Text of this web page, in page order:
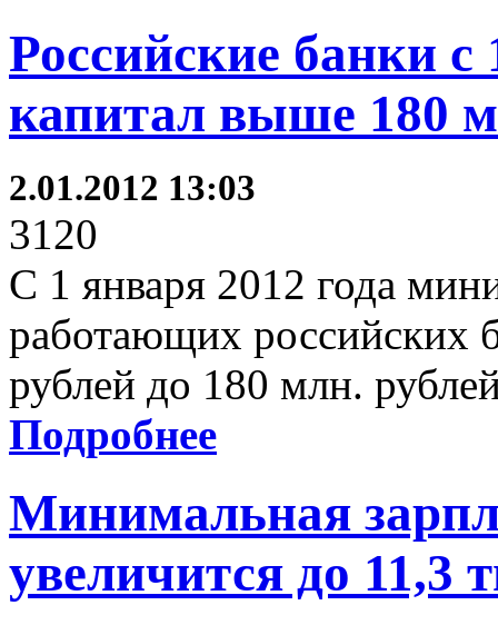
Российские банки
капитал выше 180
2.01.2012 13:03
3120
С 1 января 2012 года
работающих российских
рублей до 180 млн.
Подробнее
Минимальная
увеличится до 11,3